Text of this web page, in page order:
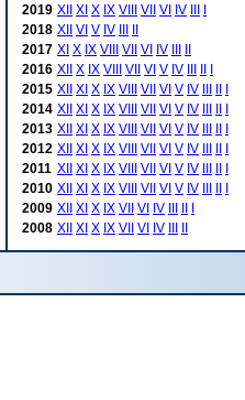
2019 XII XI X IX VIII VII VI IV
2018 XII VI V IV
2017 XI X IX VIII VII VI IV
2016 XII X IX VIII VII VI V IV
2015 XII XI X IX VIII VII VI V IV
2014 XII XI X IX VIII VII VI V IV
2013 XII XI X IX VIII VII VI V IV
2012 XII XI X IX VIII VII VI V IV
2011 XII XI X IX VIII VII VI V IV
2010 XII XI X IX VIII VII VI V IV
2009 XII XI X IX VII VI IV
2008 XII XI X IX VII VI IV